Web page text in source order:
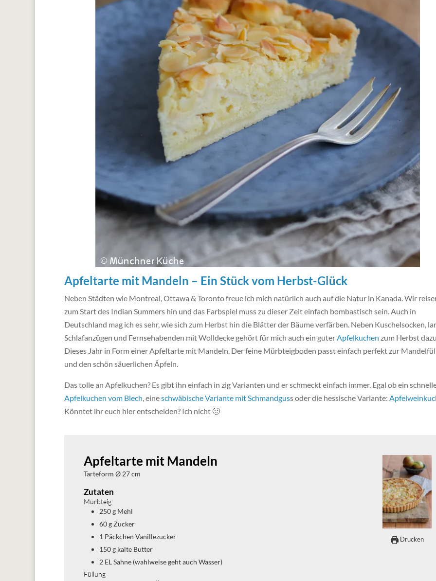
Apfeltarte mit Mandeln – Ein Stück vom Herbst-Glück
Neben Städten wie Montreal, Ottawa & Toronto freue ich mich natürlich auch auf die Natur in Kanada. Wir
zum Start des Indian Summers hin und das Farbspiel muss zu dieser Zeit einfach bombastisch sein. Auch in
Deutschland mag ich es sehr, wie sich zum Herbst hin die Blätter der Bäume verfärben. Neben Kuschelsocken,
Schlafanzügen und Fernsehabenden mit Wolldecke gehört für mich auch ein guterApfelkuchen zum Herbst
Dieses Jahr in Form einer Apfeltarte mit Mandeln. Der feine Mürbteigboden passt einfach perfekt zur
und den schön säuerlichen Äpfeln.
Das tolle an Apfelkuchen? Es gibt ihn einfach in zig Varianten und er schmeckt einfach immer. Egal ob ein
Apfelkuchen vom Blech, eineschwäbische Variante mit Schmandguss oder die hessische Variante:
Könntet ihr euch hier entscheiden? Ich nicht 🙂
Drucken
Apfeltarte mit Mandeln
Tarteform Ø 27 cm
Zutaten
Mürbteig
250g Mehl
60g Zucker
1 Päckchen Vanillezucker
150g kalte Butter
2 EL Sahne (wahlweise geht auch Wasser)
Füllung